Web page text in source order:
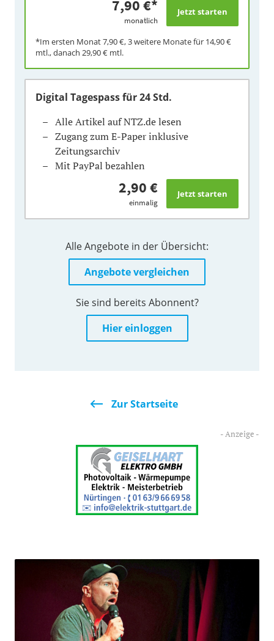
7,90 €*
monatlich
*Im ersten Monat7,90 €, 3 weitere Monate für 14,90 €
mtl., danach 29,90 € mtl.
Digital Tagespassfür 24 Std.
Alle Artikel auf NTZ.de lesen
Zugang zum E-Paper inklusive
Zeitungsarchiv
Mit PayPal bezahlen
2,90 €
einmalig
Alle Angebote in der Übersicht:
Angebote vergleichen
Sie sind bereits Abonnent?
Hier einloggen
Zur Startseite